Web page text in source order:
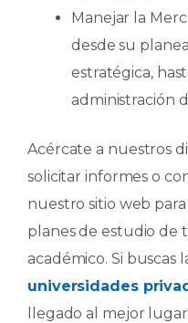
Manejar la
desde su
estratégica,
administración
Acércate a nuestros
solicitar informes o
nuestro sitio web
planes de estudio de
académico. Si buscas
universidades
llegado al mejor